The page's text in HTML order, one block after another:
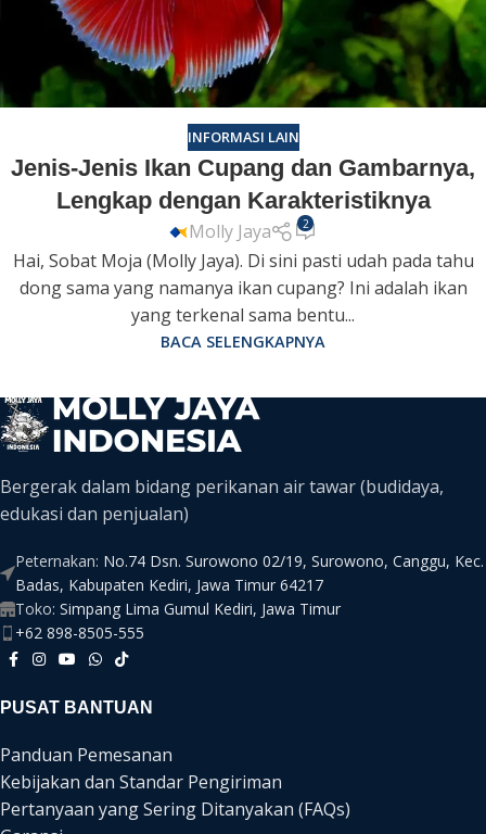
INFORMASI LAIN
Jenis-Jenis Ikan Cupang dan Gambarnya,
Lengkap dengan Karakteristiknya
Molly Jaya 2
Hai, Sobat Moja (Molly Jaya). Di sini pasti udah pada tahu
dong sama yang namanya ikan cupang? Ini adalah ikan
yang terkenal sama bentu...
BACA SELENGKAPNYA
Bergerak dalam bidang perikanan air tawar (budidaya,
edukasi dan penjualan)
Peternakan: No.74 Dsn. Surowono 02/19, Surowono, Canggu, Kec.
Badas, Kabupaten Kediri, Jawa Timur 64217
Toko: Simpang Lima Gumul Kediri, Jawa Timur
+62 898-8505-555
PUSAT BANTUAN
Panduan Pemesanan
Kebijakan dan Standar Pengiriman
Pertanyaan yang Sering Ditanyakan (FAQs)